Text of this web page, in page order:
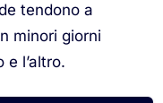
tendono a
minori giorni
l’altro.